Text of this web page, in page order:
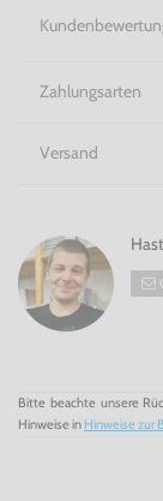
Zahlungsarten
Versand
Bitte beachte unsere
Hinweise in Hinweise zur